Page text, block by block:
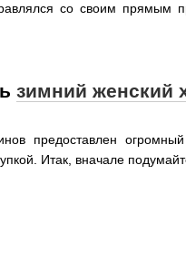
со своим прямым
зимний женский
предоставлен
Итак, вначале